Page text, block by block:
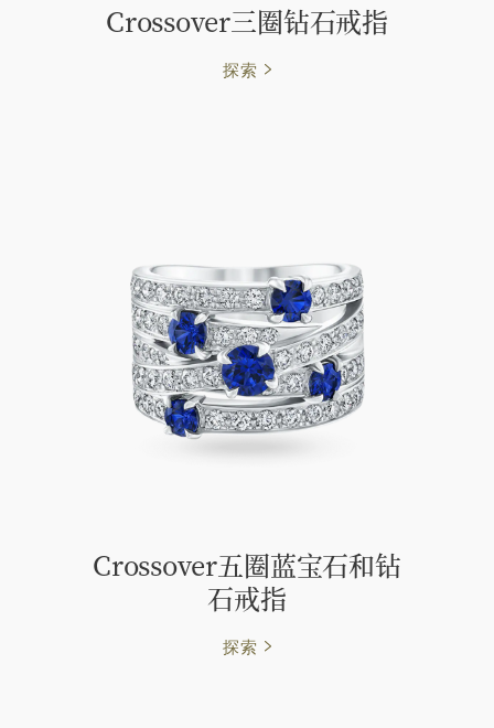
Crossover三圈钻石戒指
探索
Crossover五圈蓝宝石和钻
石戒指
探索